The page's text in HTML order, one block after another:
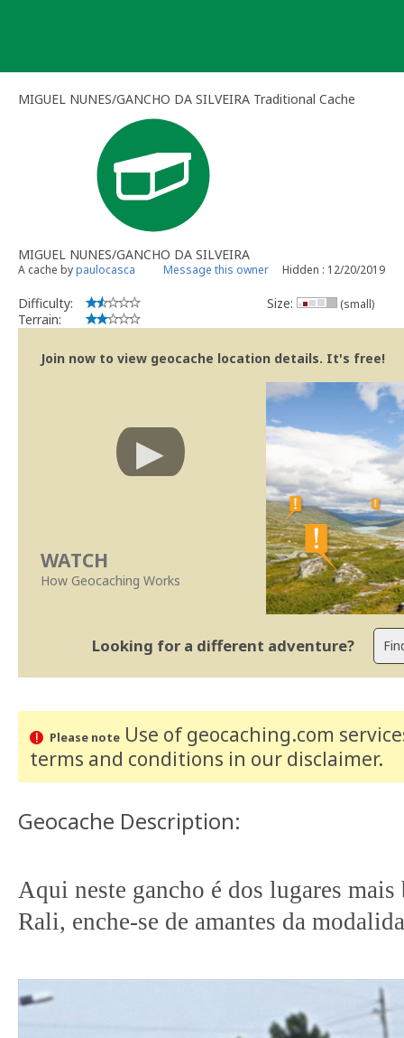
MIGUEL NUNES/GANCHO DA SILVEIRA Traditional Cache
MIGUEL NUNES/GANCHO DA SILVEIRA
A cache bypaulocasca Message this owner Hidden : 12/20/2019
Difficulty:
Terrain:
Size: (small)
Join now to view geocache location details. It's free!
WATCH
How Geocaching Works
Looking for a different adventure?
Please noteUse of geocaching.com
terms and conditions in our disclaimer.
Geocache Description:
Aqui neste gancho é dos lugares
Rali, enche-se de amantes da